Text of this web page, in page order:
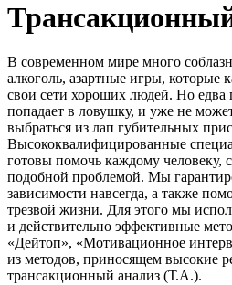
В современном мире много
алкоголь, азартные игры, которые
свои сети хороших людей. Но едва
попадает в ловушку, и уже не
выбраться из лап губительных
Высококвалифицированные
готовы помочь каждому человеку,
подобной проблемой. Мы
зависимости навсегда, а также
трезвой жизни. Для этого мы
и действительно эффективные
«Дейтоп», «Мотивационное
из методов, приносящем высокие
трансакционный анализ (Т.А.).